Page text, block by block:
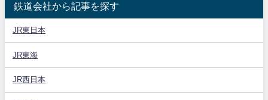
鉄道会社から記事を探す
JR東日本
JR東海
JR西日本